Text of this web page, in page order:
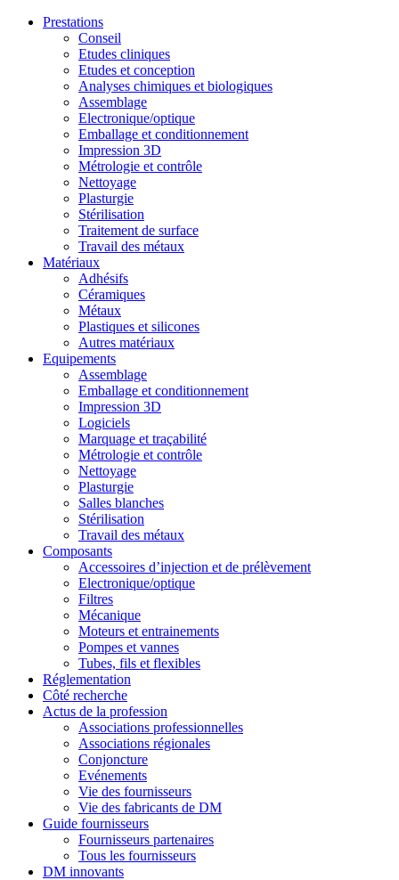
Prestations
Conseil
Etudes cliniques
Etudes et conception
Analyses chimiques et biologiques
Assemblage
Electronique/optique
Emballage et conditionnement
Impression 3D
Métrologie et contrôle
Nettoyage
Plasturgie
Stérilisation
Traitement de surface
Travail des métaux
Matériaux
Adhésifs
Céramiques
Métaux
Plastiques et silicones
Autres matériaux
Equipements
Assemblage
Emballage et conditionnement
Impression 3D
Logiciels
Marquage et traçabilité
Métrologie et contrôle
Nettoyage
Plasturgie
Salles blanches
Stérilisation
Travail des métaux
Composants
Accessoires d’injection et de prélèvement
Electronique/optique
Filtres
Mécanique
Moteurs et entrainements
Pompes et vannes
Tubes, fils et flexibles
Réglementation
Côté recherche
Actus de la profession
Associations professionnelles
Associations régionales
Conjoncture
Evénements
Vie des fournisseurs
Vie des fabricants de DM
Guide fournisseurs
Fournisseurs partenaires
Tous les fournisseurs
DM innovants